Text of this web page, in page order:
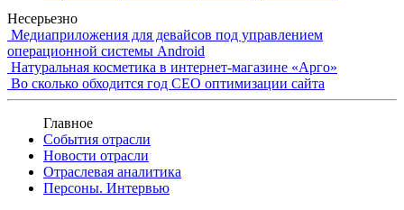
Несерьезно
Медиаприложения для девайсов под управлением
операционной системы Android
Натуральная косметика в интернет-магазине «Арго»
Во сколько обходится год СЕО оптимизации сайта
Главное
События отрасли
Новости отрасли
Отраслевая аналитика
Персоны. Интервью